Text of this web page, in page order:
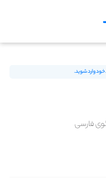
خود وارد شوید.
فارسی